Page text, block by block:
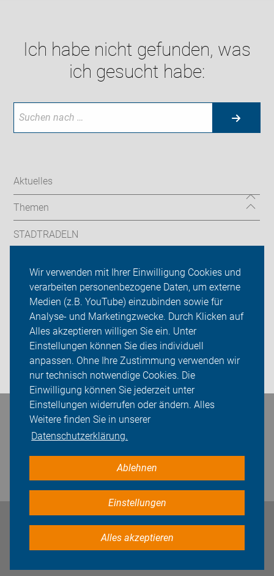
Wir verwenden mit Ihrer Einwilligung Cookies und
verarbeiten personenbezogene Daten, um externe
Medien (z.B. YouTube) einzubinden sowie für
Analyse- und Marketingzwecke. Durch Klicken auf
Alles akzeptieren willigen Sie ein. Unter
Einstellungen können Sie dies individuell
anpassen. Ohne Ihre Zustimmung verwenden wir
nur technisch notwendige Cookies. Die
Einwilligung können Sie jederzeit unter
Einstellungen widerrufen oder ändern. Alles
Weitere finden Sie in unserer
Datenschutzerklärung.
Ablehnen
Einstellungen
Alles akzeptieren
Ich habe nicht gefunden, was
ich gesucht habe:
Aktuelles
Themen
STADTRADELN
ADFC Hamburg
Sei dabei
Presse
Login
Bleiben Sie in Kontakt